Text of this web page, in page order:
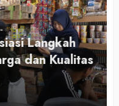
Langkah
dan Kualitas